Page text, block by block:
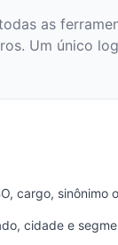
as
Um único
cargo, sinônimo
cidade e